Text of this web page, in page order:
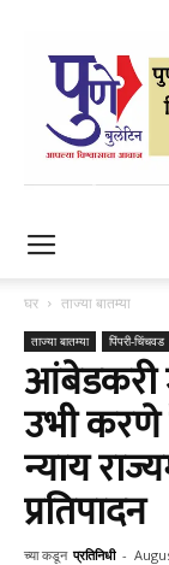
घर ताज्या बातम्या
ताज्या बातम्या पिंपरी-चिंचवड
आंबेडकरी
उभी करणे
न्याय
प्रतिपादन
च्या कडून प्रतिनिधी -